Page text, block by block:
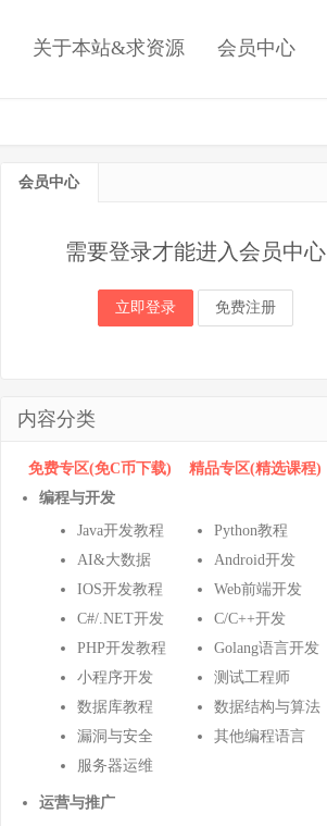
关于本站&求资源 会员中心
会员中心
需要登录才能进入会员中心
立即登录 免费注册
内容分类
免费专区(免C币下载)
精品专区(精选课程)
编程与开发
Java开发教程
Python教程
AI&大数据
Android开发
IOS开发教程
Web前端开发
C#/.NET开发
C/C++开发
PHP开发教程
Golang语言开发
小程序开发
测试工程师
数据库教程
数据结构与算法
漏洞与安全
其他编程语言
服务器运维
运营与推广